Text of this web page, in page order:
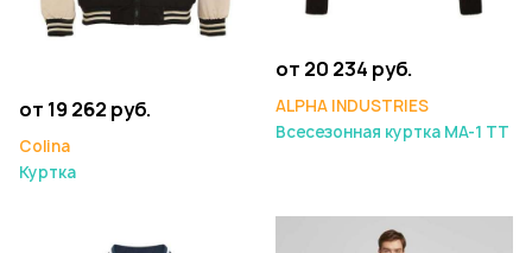
от 19 262 руб.
Colina
Куртка
от 20 234 руб.
ALPHA INDUSTRIES
Всесезонная куртка MA-1 TT